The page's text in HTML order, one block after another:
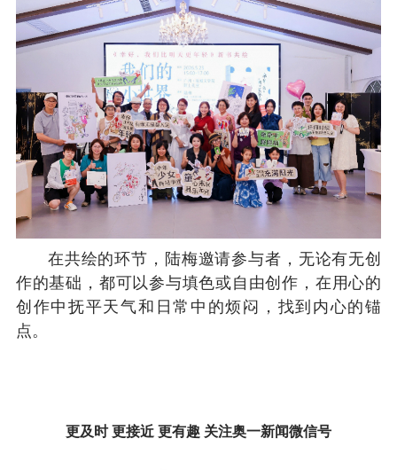
在共绘的环节，陆梅邀请参与者，无论有无创
作的基础，都可以参与填色或自由创作，在用心的
创作中抚平天气和日常中的烦闷，找到内心的锚
点。
更及时 更接近 更有趣 关注奥一新闻微信号